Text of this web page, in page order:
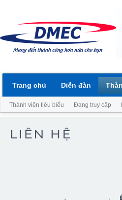
Trang chủ Diễn đàn
Thành viên tiêu biểu Đang truy cập